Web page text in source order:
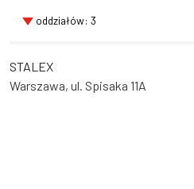
oddziałów: 3
STALEX
Warszawa, ul. Spisaka 11A